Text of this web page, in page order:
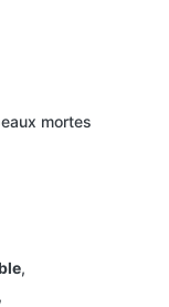
mortes
,
,